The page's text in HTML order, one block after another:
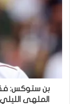
بن ستوكس:
الملهى